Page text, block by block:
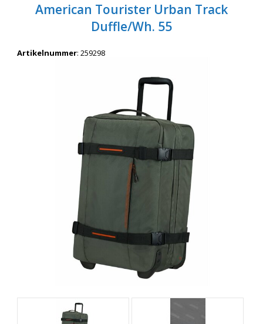
Wil je snel een advies? Bel nu 053-7920045 of 06-55731304
American Tourister Urban Track
Duffle/Wh. 55
Artikelnummer: 259298